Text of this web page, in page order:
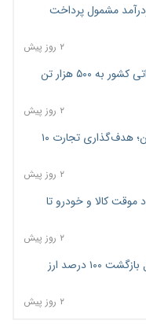
مشمول پرداخت
۲ روز پیش
پیش‌بینی افزایش تولید برنج؛ نیاز وارداتی کشور به ۵۰۰ هزار تن
۲ روز پیش
امضای تفاهم‌نامه تجاری ایران و پاکستان؛ هدف‌گذاری تجارت ۱۰
۲ روز پیش
موقت کالا و خودرو تا
۲ روز پیش
فهرست کالاهای فولادی و فلزات مشمول بازگشت ۱۰۰ درصد ارز
۲ روز پیش